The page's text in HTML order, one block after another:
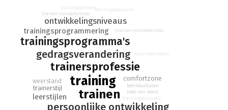
verschillende thema's met herkenbare praktijkvoorbeelden.
Dit boek is bedoeld voor communicatie- en
managementtrainers, opleidingsfunctionarissen, HRM-
managers en mensen die een training of workshop gaan geven
op het gebied van communicatie, management, persoonlijke
effectiviteit of teamontwikkeling.
training
trainersprofessie
trainen
gedragsverandering
persoonlijke ontwikkeling
trainingsprogramma's
trainingsprogrammering
leerstijlen
ontwikkelingsniveaus
trainerstijl
weerstand comfortzone
leerresultaten
roos van leary
trainingsevaluatie
trainer-competenties
trainingsontwerptrainingsevaluatie
trainer-competenties
trainingsontwerp